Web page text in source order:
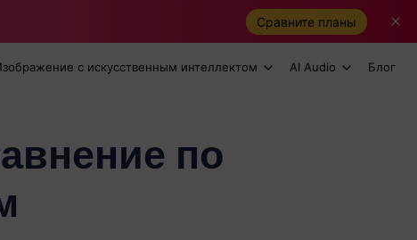
Сравните планы
с искусственным интеллектом AI Audio Блог
по